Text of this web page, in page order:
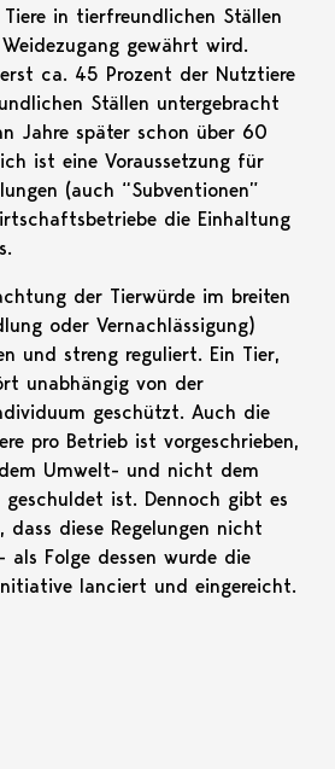
in tierfreundlichen Ställen
gewährt wird.
ca. 45 Prozent der Nutztiere
Ställen untergebracht
Jahre später schon über 60
ist eine Voraussetzung für
(auch “Subventionen”
die Einhaltung
der Tierwürde im breiten
oder Vernachlässigung)
und streng reguliert. Ein Tier,
unabhängig von der
geschützt. Auch die
pro Betrieb ist vorgeschrieben,
Umwelt- und nicht dem
geschuldet ist. Dennoch gibt es
dass diese Regelungen nicht
als Folge dessen wurde die
lanciert und eingereicht.